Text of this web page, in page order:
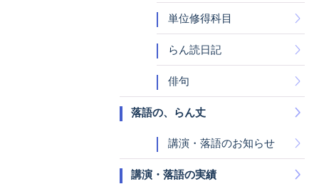
単位修得科目
らん読日記
俳句
落語の、らん丈
講演・落語のお知らせ
講演・落語の実績